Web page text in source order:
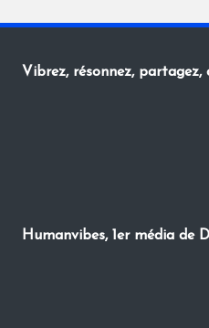
Vibrez, résonnez, partagez,
Humanvibes, 1er média de